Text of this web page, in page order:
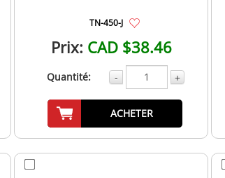
TN-450-J
Prix: CAD $38.46
Quantité: - +
ACHETER